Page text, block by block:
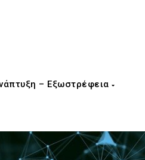
– Εξωστρέφεια